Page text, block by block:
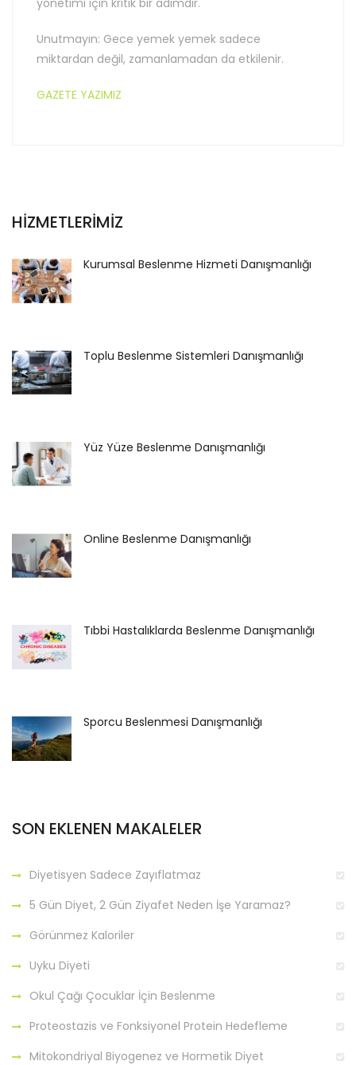
yönetimi için kritik bir adımdır.
Unutmayın: Gece yemek yemek sadece
miktardan değil, zamanlamadan da etkilenir.
GAZETE YAZIMIZ
HİZMETLERİMİZ
Kurumsal Beslenme Hizmeti Danışmanlığı
Toplu Beslenme Sistemleri Danışmanlığı
Yüz Yüze Beslenme Danışmanlığı
Online Beslenme Danışmanlığı
Tıbbi Hastalıklarda Beslenme Danışmanlığı
Sporcu Beslenmesi Danışmanlığı
SON EKLENEN MAKALELER
Diyetisyen Sadece Zayıflatmaz
5 Gün Diyet, 2 Gün Ziyafet Neden İşe Yaramaz?
Görünmez Kaloriler
Uyku Diyeti
Okul Çağı Çocuklar İçin Beslenme
Proteostazis ve Fonksiyonel Protein Hedefleme
Mitokondriyal Biyogenez ve Hormetik Diyet